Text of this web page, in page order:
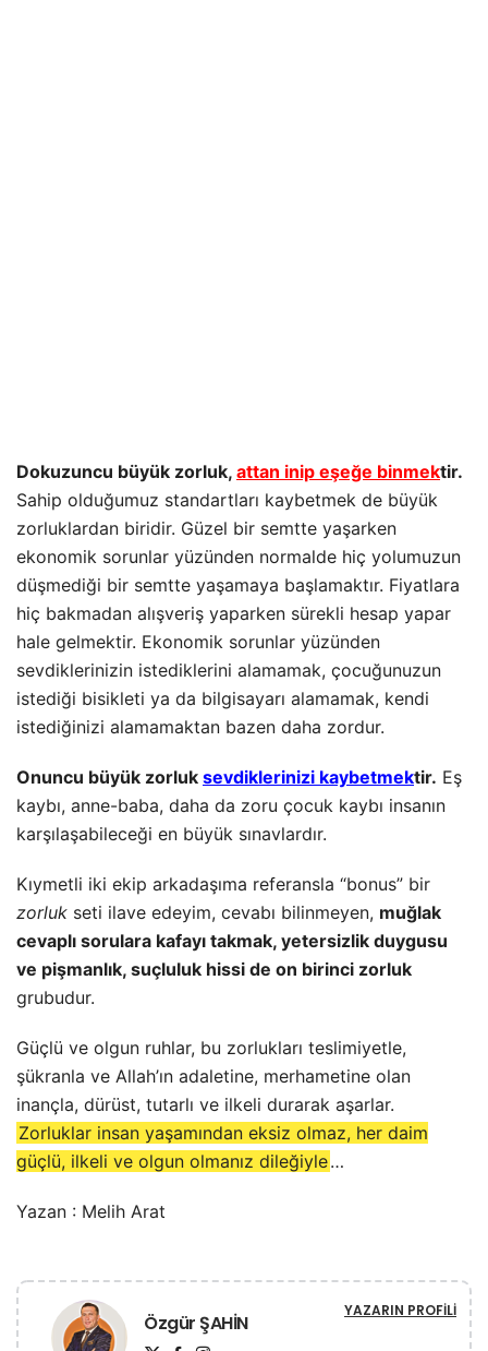
Dokuzuncu büyük zorluk, attan inip eşeğe binmektir.
Sahip olduğumuz standartları kaybetmek de büyük
zorluklardan biridir. Güzel bir semtte yaşarken
ekonomik sorunlar yüzünden normalde hiç yolumuzun
düşmediği bir semtte yaşamaya başlamaktır. Fiyatlara
hiç bakmadan alışveriş yaparken sürekli hesap yapar
hale gelmektir. Ekonomik sorunlar yüzünden
sevdiklerinizin istediklerini alamamak, çocuğunuzun
istediği bisikleti ya da bilgisayarı alamamak, kendi
istediğinizi alamamaktan bazen daha zordur.
Onuncu büyük zorluk sevdiklerinizi kaybetmektir. Eş
kaybı, anne-baba, daha da zoru çocuk kaybı insanın
karşılaşabileceği en büyük sınavlardır.
Kıymetli iki ekip arkadaşıma referansla “bonus” bir
zorluk seti ilave edeyim, cevabı bilinmeyen, muğlak
cevaplı sorulara kafayı takmak, yetersizlik duygusu
ve pişmanlık, suçluluk hissi de on birinci zorluk
grubudur.
Güçlü ve olgun ruhlar, bu zorlukları teslimiyetle,
şükranla ve Allah’ın adaletine, merhametine olan
inançla, dürüst, tutarlı ve ilkeli durarak aşarlar.
Zorluklar insan yaşamından eksiz olmaz, her daim
güçlü, ilkeli ve olgun olmanız dileğiyle…
Yazan : Melih Arat
Özgür ŞAHİN YAZARIN PROFILI